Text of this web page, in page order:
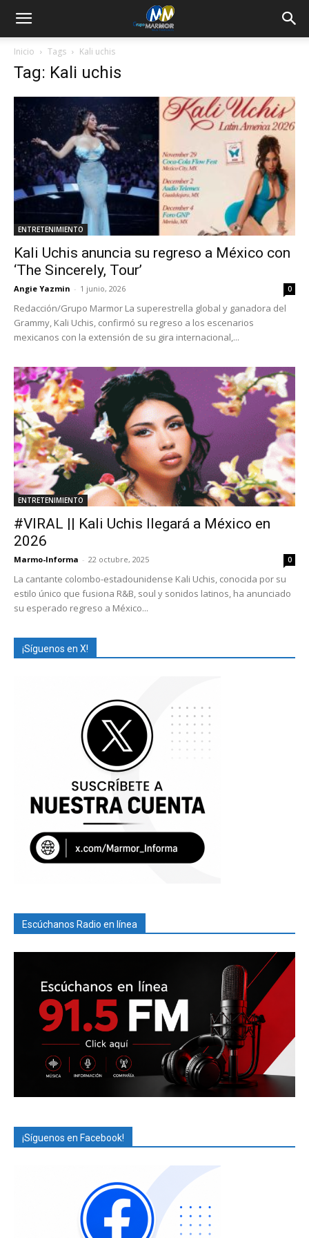
Inicio Tags Kali uchis
Tag: Kali uchis
ENTRETENIMIENTO
Kali Uchis anuncia su regreso a México con
‘The Sincerely, Tour’
Angie Yazmin - 1 junio, 2026 0
Redacción/Grupo Marmor La superestrella global y ganadora del
Grammy, Kali Uchis, confirmó su regreso a los escenarios
mexicanos con la extensión de su gira internacional,...
ENTRETENIMIENTO
#VIRAL || Kali Uchis llegará a México en
2026
Marmo-Informa - 22 octubre, 2025 0
La cantante colombo-estadounidense Kali Uchis, conocida por su
estilo único que fusiona R&B, soul y sonidos latinos, ha anunciado
su esperado regreso a México...
¡Síguenos en X!
Escúchanos Radio en línea
¡Síguenos en Facebook!